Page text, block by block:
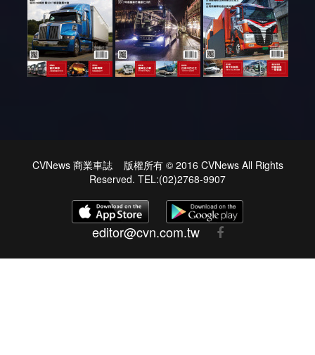
CVNews 商業車誌 版權所有 © 2016 CVNews All Rights
Reserved. TEL:(02)2768-9907
editor@cvn.com.tw